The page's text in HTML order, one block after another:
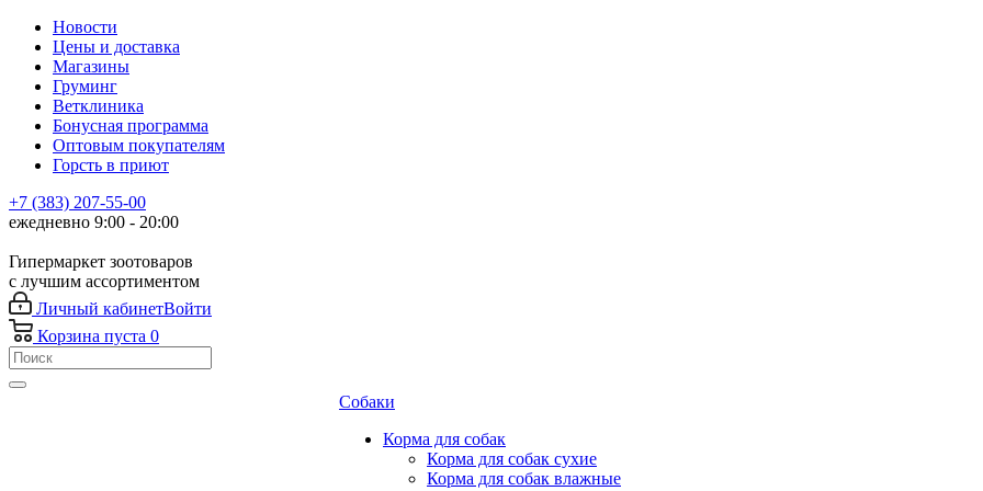
Новости
Цены и доставка
Магазины
Груминг
Ветклиника
Бонусная программа
Оптовым покупателям
Горсть в приют
+7 (383) 207-55-00
ежедневно 9:00 - 20:00
Гипермаркет зоотоваров
с лучшим ассортиментом
Личный кабинетВойти
Корзина пуста 0
Собаки
Корма для собак
Корма для собак сухие
Корма для собак влажные